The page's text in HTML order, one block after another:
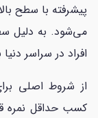
پیشرفته با سطح
می‌شود. به دلیل
افراد در سراسر
از شروط‌ اصلی
کسب حداقل نمره